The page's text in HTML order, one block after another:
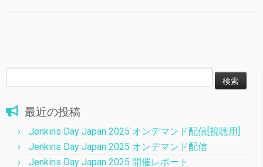
索:
最近の投稿
Jenkins Day Japan 2025 オンデマンド配信[視聴用]
Jenkins Day Japan 2025 オンデマンド配信
Jenkins Day Japan 2025 開催レポート